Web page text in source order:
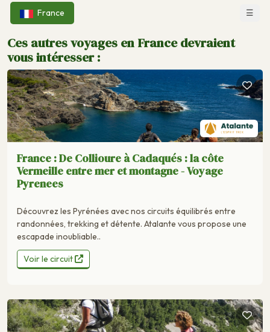
France ☰
Ces autres voyages en France devraient
vous intéresser :
France : De Collioure à Cadaqués : la côte
Vermeille entre mer et montagne - Voyage
Pyrenees
Découvrez les Pyrénées avec nos circuits équilibrés entre
randonnées, trekking et détente. Atalante vous propose une
escapade inoubliable..
Voir le circuit